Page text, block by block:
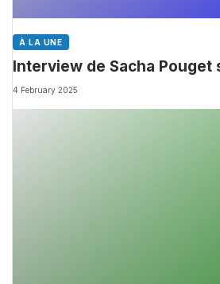
À LA UNE
Interview de Sacha Pouget
4 February 2025